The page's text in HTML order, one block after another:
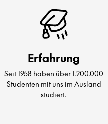
Erfahrung
Seit 1958 haben über 1.200.000
Studenten mit uns im Ausland
studiert.